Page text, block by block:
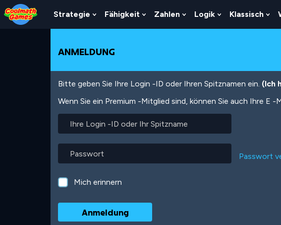
Skip
to
Top
Skip
to
Navigation
Skip
to
Main
Skip
to
Footer
Direkt
zum
Inhalt
Strategie
Show
Submenu
Strategie
Fähigkeit
Show
Submenu
Zahlen
Show
Submenu
Logik
Show
Submenu
Klassisch
ANMELDUNG
Bitte geben Sie Ihre Login -ID oder Ihren Spitznamen ein. (Ich
Wenn Sie ein Premium -Mitglied sind, können Sie auch Ihre E -
Login
ID
oder
Ihr
Spitzname
Passwort
Mich erinnern